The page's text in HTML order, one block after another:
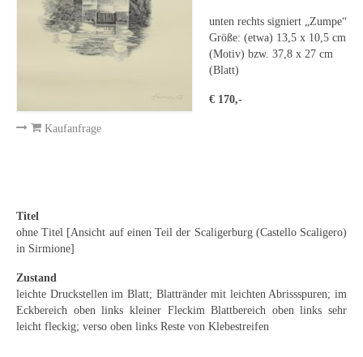
Kunst 1900-1945
Walter Becker
Erich Hartmann
Richard Sprick
Weitere Künstler 1900-1945
unten rechts signiert „Zumpe“
Größe: (etwa) 13,5 x 10,5 cm
(Motiv) bzw. 37,8 x 27 cm
(Blatt)
€ 170,-
Kaufanfrage
Titel
ohne Titel [Ansicht auf einen Teil der Scaligerburg (Castello Scaligero)
in Sirmione]
Zustand
leichte Druckstellen im Blatt; Blattränder mit leichten Abrissspuren; im
Eckbereich oben links kleiner Fleckim Blattbereich oben links sehr
leicht fleckig; verso oben links Reste von Klebestreifen